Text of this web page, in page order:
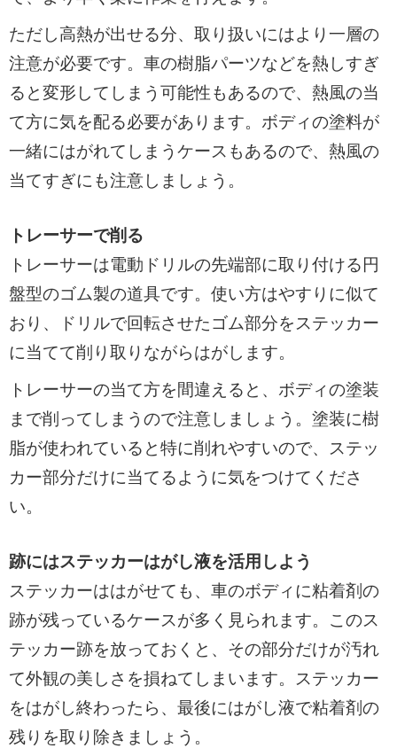
ただし高熱が出せる分、取り扱いにはより一層の
注意が必要です。車の樹脂パーツなどを熱しすぎ
ると変形してしまう可能性もあるので、熱風の当
て方に気を配る必要があります。ボディの塗料が
一緒にはがれてしまうケースもあるので、熱風の
当てすぎにも注意しましょう。
トレーサーで削る
トレーサーは電動ドリルの先端部に取り付ける円
盤型のゴム製の道具です。使い方はやすりに似て
おり、ドリルで回転させたゴム部分をステッカー
に当てて削り取りながらはがします。
トレーサーの当て方を間違えると、ボディの塗装
まで削ってしまうので注意しましょう。塗装に樹
脂が使われていると特に削れやすいので、ステッ
カー部分だけに当てるように気をつけてくださ
い。
跡にはステッカーはがし液を活用しよう
ステッカーははがせても、車のボディに粘着剤の
跡が残っているケースが多く見られます。このス
テッカー跡を放っておくと、その部分だけが汚れ
て外観の美しさを損ねてしまいます。ステッカー
をはがし終わったら、最後にはがし液で粘着剤の
残りを取り除きましょう。